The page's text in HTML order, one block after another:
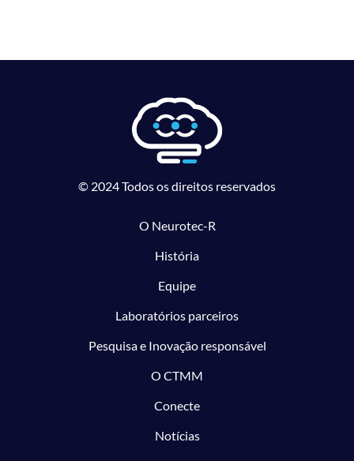
© 2024 Todos os direitos reservados
O Neurotec-R
História
Equipe
Laboratórios parceiros
Pesquisa e Inovação responsável
O CTMM
Conecte
Notícias